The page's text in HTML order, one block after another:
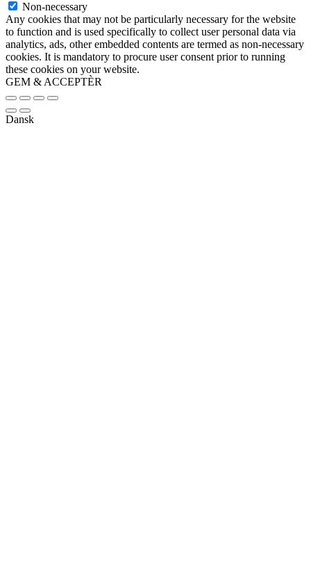
Non-necessary
Any cookies that may not be particularly necessary for the website
to function and is used specifically to collect user personal data via
analytics, ads, other embedded contents are termed as non-necessary
cookies. It is mandatory to procure user consent prior to running
these cookies on your website.
GEM & ACCEPTÈR
Dansk